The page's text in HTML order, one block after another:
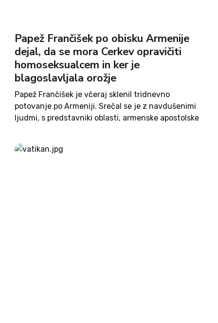
Papež Frančišek po obisku Armenije
dejal, da se mora Cerkev opravičiti
homoseksualcem in ker je
blagoslavljala orožje
Papež Frančišek je včeraj sklenil tridnevno
potovanje po Armeniji. Srečal se je z navdušenimi
ljudmi, s predstavniki oblasti, armenske apostolske
genocida, duhovniki in škofi. Armenija tako
kot Slovenija praznuje 25. obetnico samostojnosti.